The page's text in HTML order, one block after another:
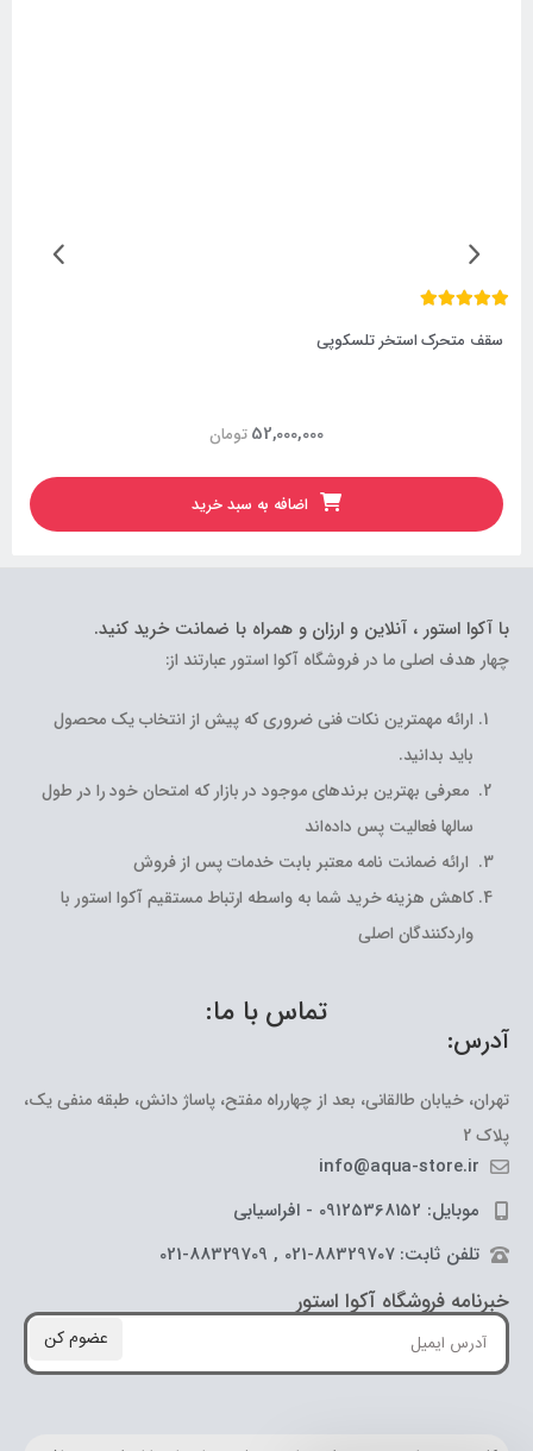
سقف متحرک استخر تلسکوپی
تومان 52,000,000
اضافه به سبد خرید
با آکوا استور ، آنلاین و ارزان و همراه با ضمانت خرید کنید.
چهار هدف اصلی ما در فروشگاه آکوا استور عبارتند از:
ارائه مهمترین نکات فنی ضروری که پیش از انتخاب یک محصول
باید بدانید.
معرفی بهترین برندهای موجود در بازار که امتحان خود را در طول
سالها فعالیت پس داده‌اند
ارائه ضمانت نامه معتبر بابت خدمات پس از فروش
کاهش هزینه خرید شما به واسطه ارتباط مستقیم آکوا استور با
واردکنندگان اصلی
تماس با ما:
آدرس:
تهران، خیابان طالقانی، بعد از چهارراه مفتح، پاساژ دانش، طبقه منفی یک،
پلاک 2
info@aqua-store.ir
موبایل: 09125368152 - افراسیابی
تلفن ثابت: 88329707-021 , 88329709-021
خبرنامه فروشگاه آکوا استور
عضوم کن